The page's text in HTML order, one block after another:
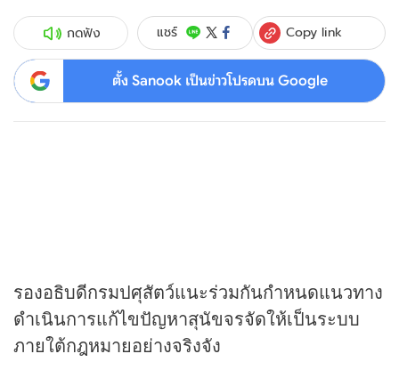
กดฟัง แชร์ Copy link
ตั้ง Sanook เป็นข่าวโปรดบน Google
รองอธิบดีกรมปศุสัตว์แนะร่วมกันกำหนดแนวทาง
ดำเนินการแก้ไขปัญหาสุนัขจรจัดให้เป็นระบบ
ภายใต้กฎหมายอย่างจริงจัง